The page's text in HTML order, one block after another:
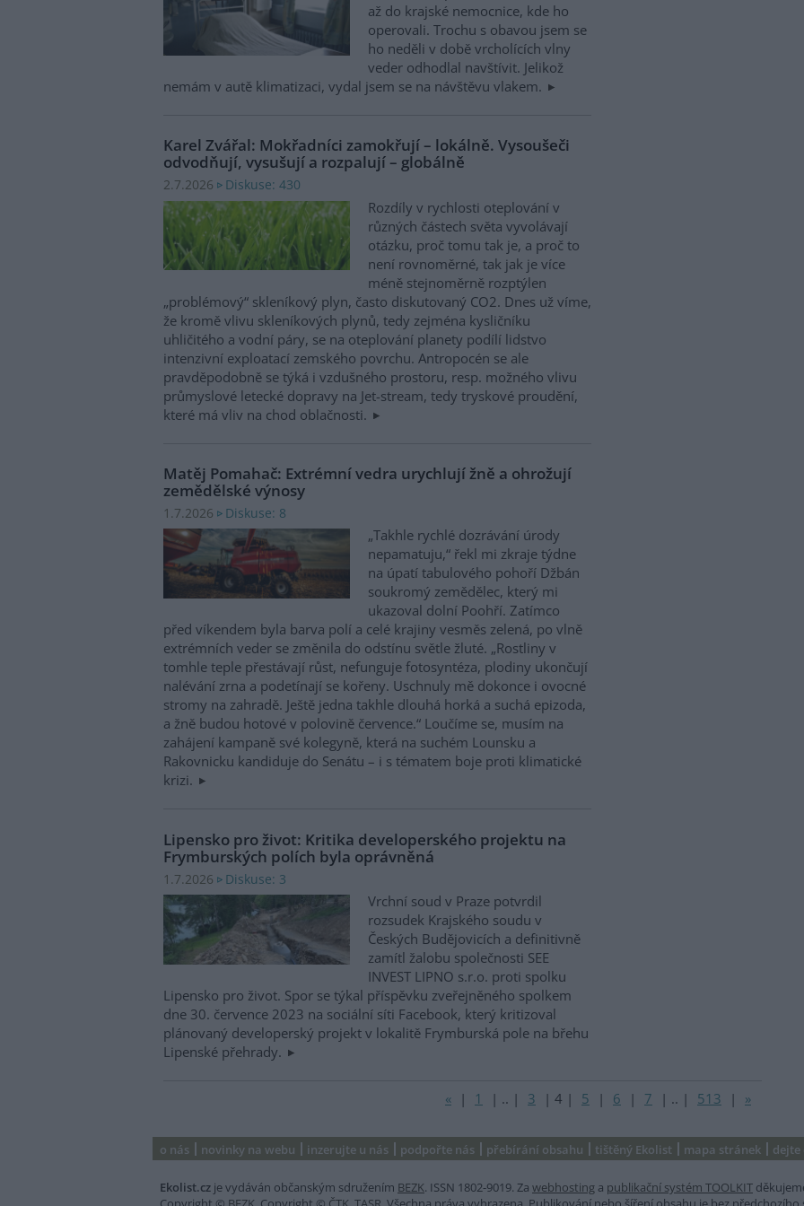
až do krajské nemocnice, kde ho
operovali. Trochu s obavou jsem se
ho neděli v době vrcholících vlny
veder odhodlal navštívit. Jelikož
nemám v autě klimatizaci, vydal jsem se na návštěvu vlakem.
Karel Zvářal: Mokřadníci zamokřují – lokálně. Vysoušeči
odvodňují, vysušují a rozpalují – globálně
2.7.2026 Diskuse: 430
Rozdíly v rychlosti oteplování v
různých částech světa vyvolávají
otázku, proč tomu tak je, a proč to
není rovnoměrné, tak jak je více
méně stejnoměrně rozptýlen
„problémový“ skleníkový plyn, často diskutovaný CO2. Dnes už víme,
že kromě vlivu skleníkových plynů, tedy zejména kysličníku
uhličitého a vodní páry, se na oteplování planety podílí lidstvo
intenzivní exploatací zemského povrchu. Antropocén se ale
pravděpodobně se týká i vzdušného prostoru, resp. možného vlivu
průmyslové letecké dopravy na Jet-stream, tedy tryskové proudění,
které má vliv na chod oblačnosti.
Matěj Pomahač: Extrémní vedra urychlují žně a ohrožují
zemědělské výnosy
1.7.2026 Diskuse: 8
„Takhle rychlé dozrávání úrody
nepamatuju,“ řekl mi zkraje týdne
na úpatí tabulového pohoří Džbán
soukromý zemědělec, který mi
ukazoval dolní Poohří. Zatímco
před víkendem byla barva polí a celé krajiny vesměs zelená, po vlně
extrémních veder se změnila do odstínu světle žluté. „Rostliny v
tomhle teple přestávají růst, nefunguje fotosyntéza, plodiny ukončují
nalévání zrna a podetínají se kořeny. Uschnuly mě dokonce i ovocné
stromy na zahradě. Ještě jedna takhle dlouhá horká a suchá epizoda,
a žně budou hotové v polovině července.“ Loučíme se, musím na
zahájení kampaně své kolegyně, která na suchém Lounsku a
Rakovnicku kandiduje do Senátu – i s tématem boje proti klimatické
krizi.
Lipensko pro život: Kritika developerského projektu na
Frymburských polích byla oprávněná
1.7.2026 Diskuse: 3
Vrchní soud v Praze potvrdil
rozsudek Krajského soudu v
Českých Budějovicích a definitivně
zamítl žalobu společnosti SEE
INVEST LIPNO s.r.o. proti spolku
Lipensko pro život. Spor se týkal příspěvku zveřejněného spolkem
dne 30. července 2023 na sociální síti Facebook, který kritizoval
plánovaný developerský projekt v lokalitě Frymburská pole na břehu
Lipenské přehrady.
« | 1 | .. | 3 | 4 | 5 | 6 | 7 | .. | 513 | »
o nás novinky na webu inzerujte u nás podpořte nás přebírání obsahu tištěný Ekolist mapa stránek dejte
Ekolist.cz je vydáván občanským sdružením BEZK. ISSN 1802-9019. Za webhosting a publikační systém TOOLKIT